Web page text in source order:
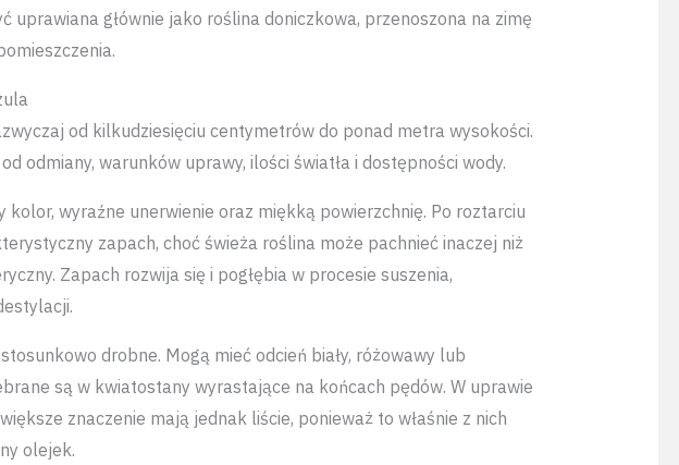
uprawiana głównie jako roślina doniczkowa, przenoszona na zimę
od kilkudziesięciu centymetrów do ponad metra wysokości.
odmiany, warunków uprawy, ilości światła i dostępności wody.
kolor, wyraźne unerwienie oraz miękką powierzchnię. Po roztarciu
zapach, choć świeża roślina może pachnieć inaczej niż
Zapach rozwija się i pogłębia w procesie suszenia,
drobne. Mogą mieć odcień biały, różowawy lub
są w kwiatostany wyrastające na końcach pędów. W uprawie
znaczenie mają jednak liście, ponieważ to właśnie z nich
olejek.